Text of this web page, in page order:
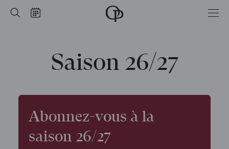
Rechercher
Calendrier Accueil
Paris
Saison 26/27
Abonnez-vous à la
saison 26/27